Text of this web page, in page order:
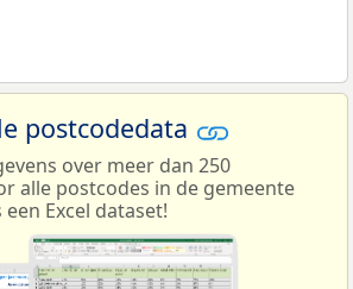
postcodedata
over meer dan 250
alle postcodes in de gemeente
Excel dataset!